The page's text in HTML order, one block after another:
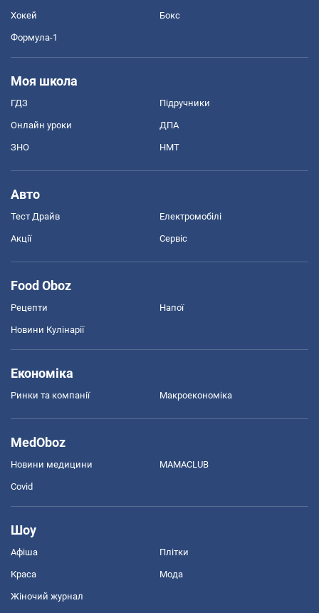
Хокей Бокс
Формула-1
Моя школа
ГДЗ Підручники
Онлайн уроки ДПА
ЗНО НМТ
Авто
Тест Драйв Електромобілі
Акції Сервіс
Food Oboz
Рецепти Напої
Новини Кулінарії
Економіка
Ринки та компанії Макроекономіка
MedOboz
Новини медицини MAMACLUB
Covid
Шоу
Афіша Плітки
Краса Мода
Жіночий журнал